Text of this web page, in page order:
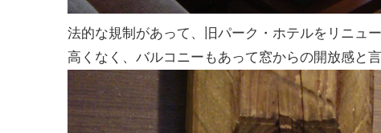
法的な規制があって、旧パーク・ホテルをリニュ
高くなく、バルコニーもあって窓からの開放感と